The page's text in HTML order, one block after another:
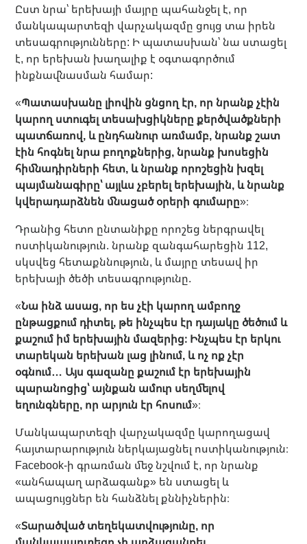
Ըստ նրա՝ երեխայի մայրը պահանջել է, որ
մանկապարտեզի վարչակազմը ցույց տա իրեն
տեսագրությունները: Ի պատասխան՝ նա ստացել
է, որ երեխան խաղալիք է օգտագործում
ինքնավնասման համար:
«Պատասխանը լիովին ցնցող էր, որ նրանք չէին
կարող ստուգել տեսախցիկները քերծվածքների
պատճառով, և ընդհանուր առմամբ, նրանք շատ
էին հոգնել նրա բողոքներից, նրանք խոսեցին
հիմնադիրների հետ, և նրանք որոշեցին խզել
պայմանագիրը՝ այլևս չբերել երեխային, և նրանք
կվերադարձնեն մնացած օրերի գումարը»։
Դրանից հետո ընտանիքը որոշեց ներգրավել
ոստիկանություն. նրանք զանգահարեցին 112,
սկսվեց հետաքննություն, և մայրը տեսավ իր
երեխայի ծեծի տեսագրությունը.
«Նա ինձ ասաց, որ ես չէի կարող ամբողջ
ընթացքում դիտել, թե ինչպես էր դայակը ծեծում և
քաշում իմ երեխային մազերից։ Ինչպես էր երկու
տարեկան երեխան լաց լինում, և ոչ ոք չէր
օգնում… Այս գազանը քաշում էր երեխային
պարանոցից՝ այնքան ամուր սեղմելով
եղունգները, որ արյուն էր հոսում»։
Մանկապարտեզի վարչակազմը կարողացավ
հայտարարություն ներկայացնել ոստիկանություն։
Facebook-ի գրառման մեջ նշվում է, որ նրանք
«անհապաղ արձագանք» են ստացել և
ապացույցներ են հանձնել քննիչներին։
«Տարածված տեղեկատվությունը, որ